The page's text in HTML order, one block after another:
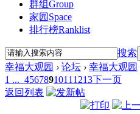
群组Group
家园 Space
排行榜Ranklist
搜索
幸福大观园 › 论坛 › 幸福大观园
1 ... 4567891011 1213下一页
返回列表